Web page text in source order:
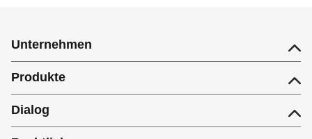
Unternehmen
Produkte
Dialog